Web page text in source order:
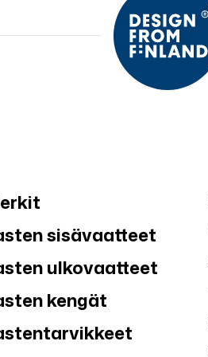
sisävaatteet
ulkovaatteet
kengät